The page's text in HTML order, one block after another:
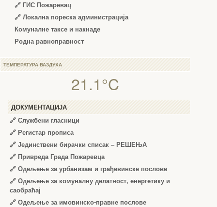
🔗 ГИС Пожаревац
🔗 Локална пореска администрација
Комуналне таксе и накнаде
Родна равноправност
ТЕМПЕРАТУРА ВАЗДУХА
21.1°C
ДОКУМЕНТАЦИЈА
🔗 Службени гласници
🔗 Регистар прописа
🔗 Јединствени бирачки списак – РЕШЕЊА
🔗 Привреда Града Пожаревца
🔗 Одељење за урбанизам и грађевинске послове
🔗 Одељење за комуналну делатност, енергетику и
саобраћај
🔗 Одељење за имовинско-правне послове